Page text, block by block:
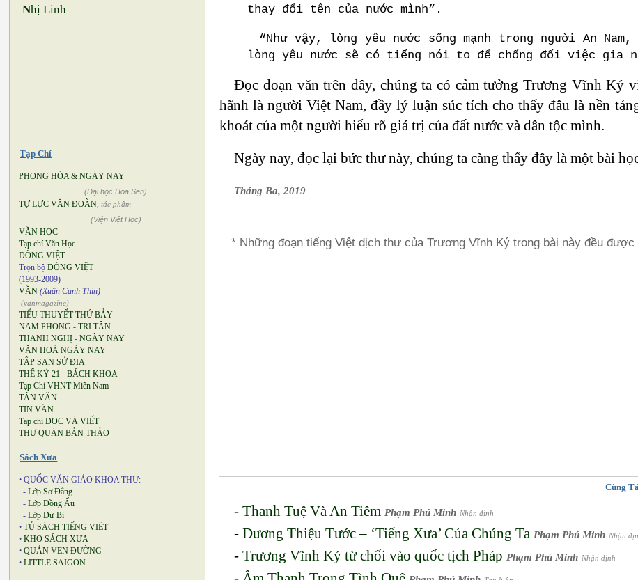
Nhị Linh
Tạp Chí
PHONG HÓA & NGÀY NAY
(Đại học Hoa Sen)
TỰ LỰC VĂN ĐOÀN, tác phẩm
(Viện Việt Học)
VĂN HỌC
Tạp chí Văn Học
DÒNG VIỆT
Trọn bộ DÒNG VIỆT
(1993-2009)
VĂN (Xuân Canh Thìn)
(vanmagazine)
TIỂU THUYẾT THỨ BẢY
NAM PHONG - TRI TÂN
THANH NGHỊ - NGÀY NAY
VĂN HOÁ NGÀY NAY
TẬP SAN SỬ ĐỊA
THẾ KỶ 21 - BÁCH KHOA
Tạp Chí VHNT Miền Nam
TÂN VĂN
TIN VĂN
Tạp chí ĐỌC VÀ VIẾT
THƯ QUÁN BẢN THẢO
Sách Xưa
• QUỐC VĂN GIÁO KHOA THƯ:
- Lớp Sơ Đẳng
- Lớp Đồng Ấu
- Lớp Dự Bị
• TỦ SÁCH TIẾNG VIỆT
• KHO SÁCH XƯA
• QUÁN VEN ĐƯỜNG
• LITTLE SAIGON
thay đổi tên của nước mình”.
“Như vậy, lòng yêu nước sống mạnh trong người An
lòng yêu nước sẽ có tiếng nói to để chống đối việc gia
Đọc đoạn văn trên đây, chúng ta có cảm tưởng Trương Vĩnh Ký
hãnh là người Việt Nam, đầy lý luận súc tích cho thấy đâu là nền
khoát của một người hiểu rõ giá trị của đất nước và dân tộc mình.
Ngày nay, đọc lại bức thư này, chúng ta càng thấy đây là một bài
Tháng Ba, 2019
* Những đoạn tiếng Việt dịch thư của Trương Vĩnh Ký trong bài này đều
Cùng
-Thanh Tuệ Và An Tiêm Phạm Phú Minh Nhận định
-Dương Thiệu Tước – ‘Tiếng Xưa’ Của Chúng Ta Phạm Phú Minh Nhận
-Trương Vĩnh Ký từ chối vào quốc tịch Pháp Phạm Phú Minh Nhận định